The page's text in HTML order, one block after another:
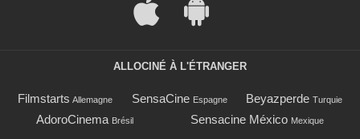
ALLOCINÉ À L'ÉTRANGER
Filmstarts Allemagne SensaCine Espagne Beyazperde Turquie
AdoroCinema Brésil Sensacine México Mexique